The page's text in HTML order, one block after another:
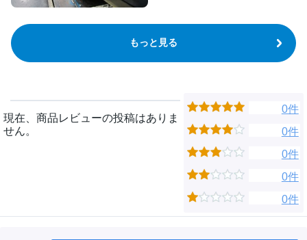
もっと見る
現在、商品レビューの投稿はありま
せん。
0件
0件
0件
0件
0件